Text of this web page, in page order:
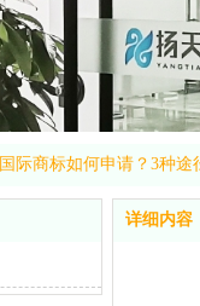
国际商标如何申请？3种途
详细内容